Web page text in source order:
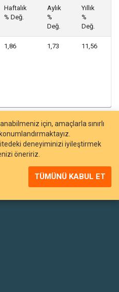
Haftalık
% Değ.
Aylık
%
Değ.
Yıllık
%
Değ.
1,86 1,73 11,56
için, amaçlarla sınırlı
deneyiminizi iyileştirmek
öneririz.
TÜMÜNÜ KABUL ET